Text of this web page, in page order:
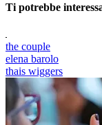
Ti potrebbe
the couple
elena barolo
thais wiggers